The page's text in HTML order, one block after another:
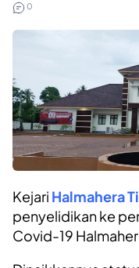
0
Kejari Halmahera
penyelidikan ke
Covid-19